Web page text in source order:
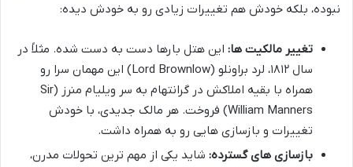
نبوده، بلکه خودش هم تغییرات زیادی رو به خودش دیده:
تغییر مالکیت ها: این هتل بارها دست به دست شده. مثلاً در
سال ۱۸۱۲، لرد براونلو (Lord Brownlow) این مهمان سرا رو
همراه با بقیه املاکش در گرانتهام به سر ویلیام منرز (Sir
William Manners) فروخت. هر مالک جدیدی، با خودش
تغییرات و بازسازی هایی رو به همراه داشت.
بازسازی های گسترده: شاید یکی از مهم ترین تحولات مدرن،